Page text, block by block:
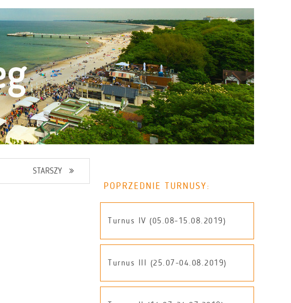
STARSZY
POPRZEDNIE TURNUSY:
Turnus IV (05.08-15.08.2019)
Turnus III (25.07-04.08.2019)